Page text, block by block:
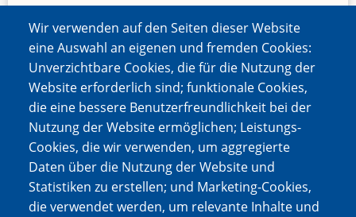
narrates…", Editions of the
Municipal Museum of the
Kalavritan Holocaust, 2009 (In
Greek)
Wir verwenden auf den Seiten dieser Website
eine Auswahl an eigenen und fremden Cookies:
Unverzichtbare Cookies, die für die Nutzung der
Website erforderlich sind; funktionale Cookies,
die eine bessere Benutzerfreundlichkeit bei der
Nutzung der Website ermöglichen; Leistungs-
Cookies, die wir verwenden, um aggregierte
Daten über die Nutzung der Website und
Statistiken zu erstellen; und Marketing-Cookies,
die verwendet werden, um relevante Inhalte und